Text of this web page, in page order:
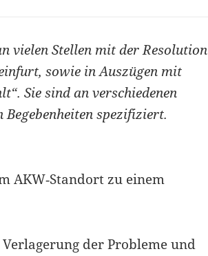
vielen Stellen mit der Resolution
sowie in Auszügen mit
Sie sind an verschiedenen
spezifiziert.
AKW‐Standort zu einem
der Probleme und